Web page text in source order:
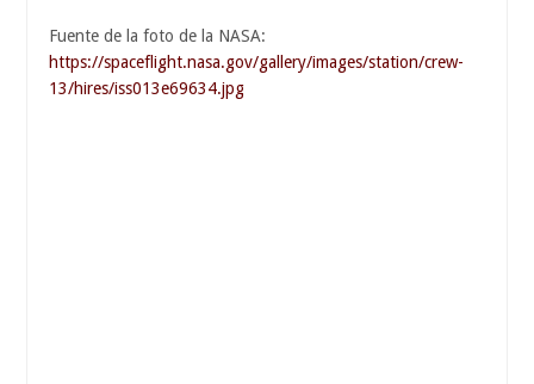
Fuente de la foto de la NASA:
https://spaceflight.nasa.gov/gallery/images/station/crew-
13/hires/iss013e69634.jpg